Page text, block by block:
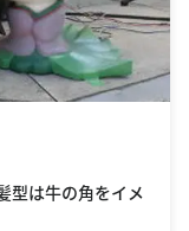
髪型は牛の角をイメ